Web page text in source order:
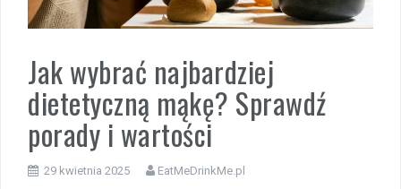
Jak wybrać najbardziej
dietetyczną mąkę? Sprawdź
porady i wartości
29 kwietnia 2025 EatMeDrinkMe.pl